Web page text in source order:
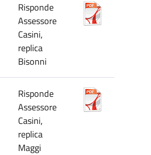
Risponde
Assessore
Casini,
replica
Bisonni
Risponde
Assessore
Casini,
replica
Maggi